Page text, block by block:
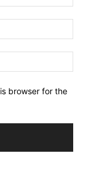
browser for the